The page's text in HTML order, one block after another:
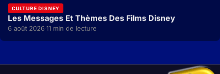
CULTURE DISNEY
Les Messages Et Thèmes Des Films Disney
6 août 2026·11 min de lecture